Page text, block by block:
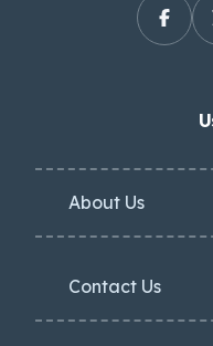
About Us
Contact Us